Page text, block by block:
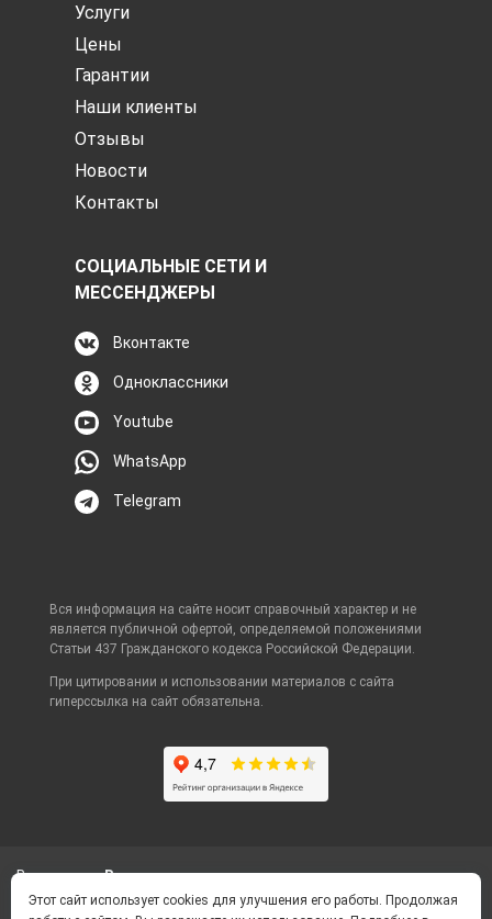
Услуги
Цены
Гарантии
Наши клиенты
Отзывы
Новости
Контакты
СОЦИАЛЬНЫЕ СЕТИ И
МЕССЕНДЖЕРЫ
Вконтакте
Одноклассники
Youtube
WhatsApp
Telegram
Вся информация на сайте носит справочный характер и не
является публичной офертой, определяемой положениями
Статьи 437 Гражданского кодекса Российской Федерации.
При цитировании и использовании материалов с сайта
гиперссылка на сайт обязательна.
Ваш город Владивосток
Этот сайт использует cookies для улучшения его работы. Продолжая